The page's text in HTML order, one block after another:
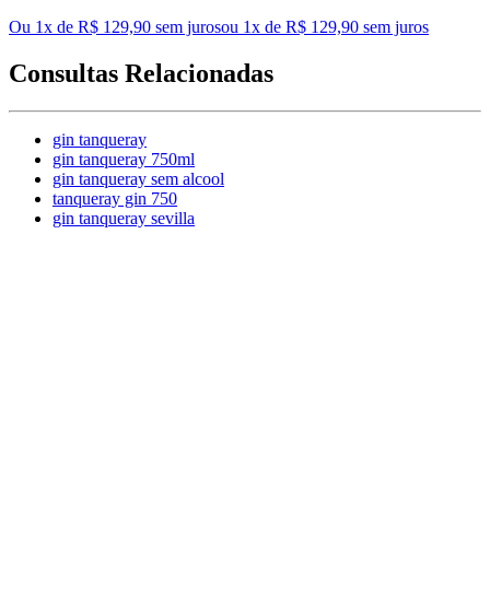
Ou 1x de R$ 129,90 sem jurosou 1x de R$ 129,90 sem juros
Consultas Relacionadas
gin tanqueray
gin tanqueray 750ml
gin tanqueray sem alcool
tanqueray gin 750
gin tanqueray sevilla